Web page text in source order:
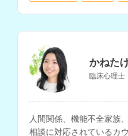
かねた
臨床心理士
人間関係、機能不全家族
相談に対応されているカ